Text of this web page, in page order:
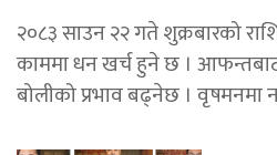
२०८३ साउन २२ गते शुक्रबारको
काममा धन खर्च हुने छ ।
बोलीको प्रभाव बढ्नेछ । वृषमनमा